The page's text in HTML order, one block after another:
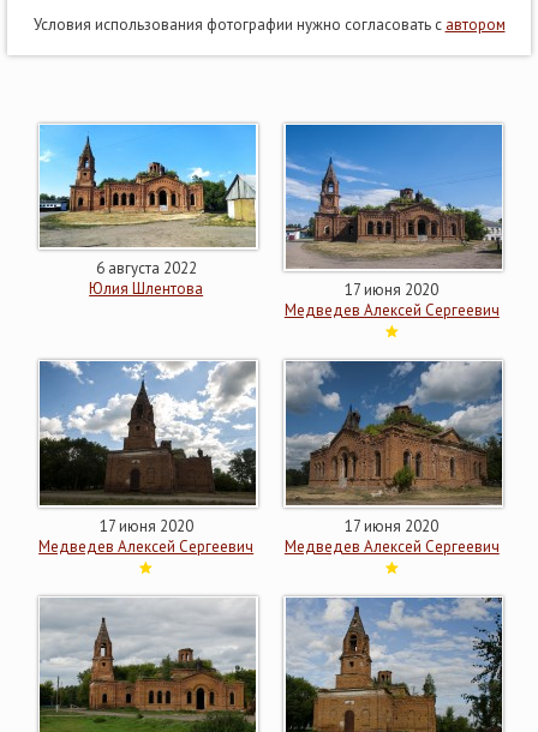
Условия использования фотографии нужно согласовать с автором
6 августа 2022
Юлия Шлентова
17 июня 2020
Медведев Алексей Сергеевич
17 июня 2020
Медведев Алексей Сергеевич
17 июня 2020
Медведев Алексей Сергеевич